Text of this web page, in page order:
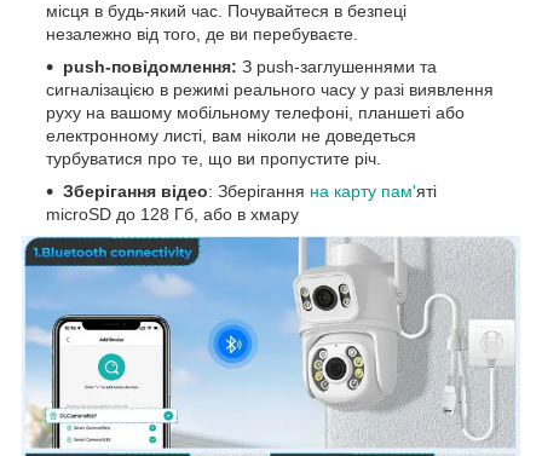
місця в будь-який час. Почувайтеся в безпеці
незалежно від того, де ви перебуваєте.
push-повідомлення: З push-заглушеннями та
сигналізацією в режимі реального часу у разі виявлення
руху на вашому мобільному телефоні, планшеті або
електронному листі, вам ніколи не доведеться
турбуватися про те, що ви пропустите річ.
Зберігання відео: Зберігання на карту пам'яті
microSD до 128 Гб, або в хмару